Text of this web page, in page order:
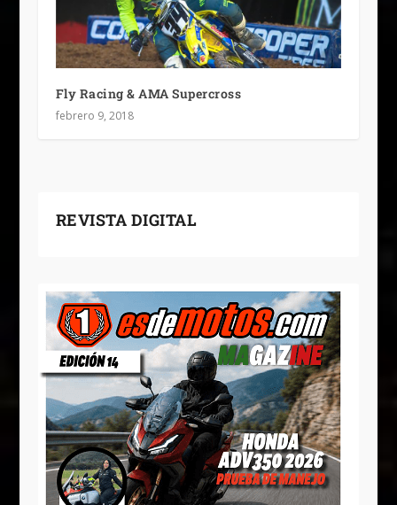
Fly Racing & AMA Supercross
febrero 9, 2018
REVISTA DIGITAL